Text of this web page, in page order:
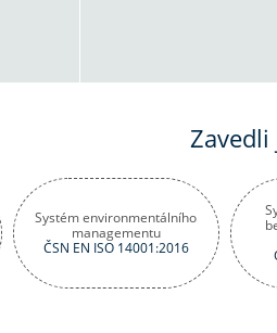
Systém environmentálního
managementu
ČSN EN ISO 14001:2016